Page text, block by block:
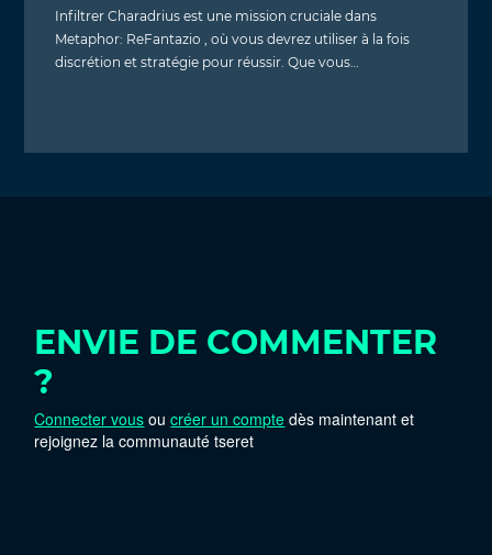
Infiltrer Charadrius est une mission cruciale dans
Metaphor: ReFantazio , où vous devrez utiliser à la fois
discrétion et stratégie pour réussir. Que vous…
ENVIE DE COMMENTER
?
Connecter vous oucréer un compte dès maintenant et
rejoignez la communauté tseret